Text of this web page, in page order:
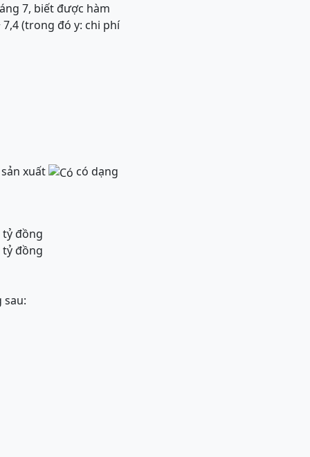
7, biết được hàm
(trong đó y: chi phí
xuất có dạng
tỷ đồng
tỷ đồng
sau: